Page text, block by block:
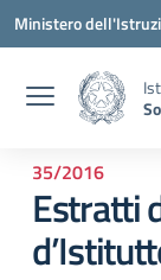
Vai ai contenuti
Vai al menu di
Vai al footer
Ministero
35/2016
Estratti